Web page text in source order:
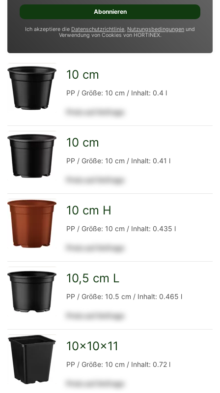
*
Abonnieren
Ich akzeptiere die Datenschutzrichtlinie, Nutzungsbedingungen und
Verwendung von Cookies von HORTINEX.
Detailseite
10 cm
PP / Größe: 10 cm / Inhalt: 0.4 l
Preis auf Anfrage
Detailseite
10 cm
PP / Größe: 10 cm / Inhalt: 0.41 l
Preis auf Anfrage
Detailseite
10 cm H
PP / Größe: 10 cm / Inhalt: 0.435 l
Preis auf Anfrage
Detailseite
10,5 cm L
PP / Größe: 10.5 cm / Inhalt: 0.465 l
Preis auf Anfrage
10x10x11
PP / Größe: 10 cm / Inhalt: 0.72 l
Preis auf Anfrage